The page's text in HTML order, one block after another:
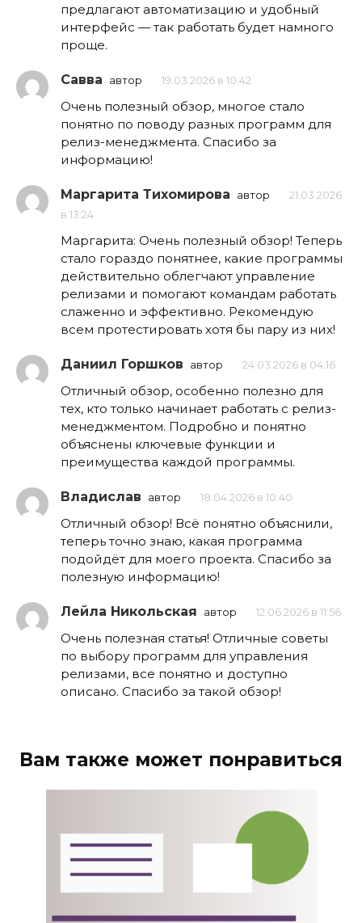
предлагают автоматизацию и удобный
интерфейс — так работать будет намного
проще.
Савва автор 19.03.2026 в 10:42
Очень полезный обзор, многое стало
понятно по поводу разных программ для
релиз-менеджмента. Спасибо за
информацию!
Маргарита Тихомирова автор
21.03.2026
в 13:24
Маргарита: Очень полезный обзор! Теперь
стало гораздо понятнее, какие программы
действительно облегчают управление
релизами и помогают командам работать
слаженно и эффективно. Рекомендую
всем протестировать хотя бы пару из них!
Даниил Горшков автор 24.03.2026 в 04:16
Отличный обзор, особенно полезно для
тех, кто только начинает работать с релиз-
менеджментом. Подробно и понятно
объяснены ключевые функции и
преимущества каждой программы.
Владислав автор 18.04.2026 в 10:40
Отличный обзор! Всё понятно объяснили,
теперь точно знаю, какая программа
подойдёт для моего проекта. Спасибо за
полезную информацию!
Лейла Никольская автор 12.06.2026 в 11:56
Очень полезная статья! Отличные советы
по выбору программ для управления
релизами, все понятно и доступно
описано. Спасибо за такой обзор!
Вам также может понравиться